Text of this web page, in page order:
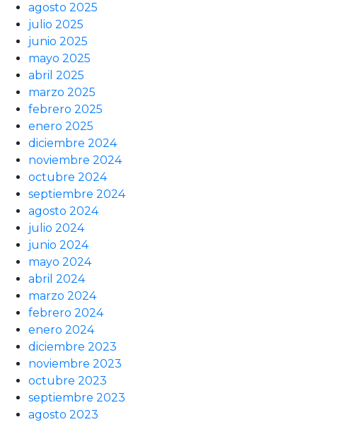
agosto 2025
julio 2025
junio 2025
mayo 2025
abril 2025
marzo 2025
febrero 2025
enero 2025
diciembre 2024
noviembre 2024
octubre 2024
septiembre 2024
agosto 2024
julio 2024
junio 2024
mayo 2024
abril 2024
marzo 2024
febrero 2024
enero 2024
diciembre 2023
noviembre 2023
octubre 2023
septiembre 2023
agosto 2023